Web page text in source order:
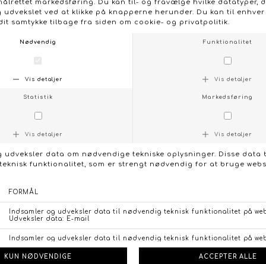
KONTAKT OS
FØLG OS PÅ:FACEBOOK / INSTAGRAM
Persondata politik
Fortrydelsesret
Betalingsmuligheder
Åbn GDPR-popup
Om Boutique Dorthe
trends og farver, og på et
prisvenligt niveau uden at
kvaliteten.
Så har du brug for en
professionel og personlig
rådgivning og vejledning er
bedste. Vi vægter personlig